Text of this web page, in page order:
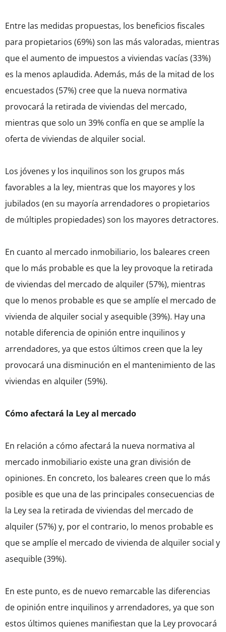
Entre las medidas propuestas, los beneficios fiscales
para propietarios (69%) son las más valoradas, mientras
que el aumento de impuestos a viviendas vacías (33%)
es la menos aplaudida. Además, más de la mitad de los
encuestados (57%) cree que la nueva normativa
provocará la retirada de viviendas del mercado,
mientras que solo un 39% confía en que se amplíe la
oferta de viviendas de alquiler social.
Los jóvenes y los inquilinos son los grupos más
favorables a la ley, mientras que los mayores y los
jubilados (en su mayoría arrendadores o propietarios
de múltiples propiedades) son los mayores detractores.
En cuanto al mercado inmobiliario, los baleares creen
que lo más probable es que la ley provoque la retirada
de viviendas del mercado de alquiler (57%), mientras
que lo menos probable es que se amplíe el mercado de
vivienda de alquiler social y asequible (39%). Hay una
notable diferencia de opinión entre inquilinos y
arrendadores, ya que estos últimos creen que la ley
provocará una disminución en el mantenimiento de las
viviendas en alquiler (59%).
Cómo afectará la Ley al mercado
En relación a cómo afectará la nueva normativa al
mercado inmobiliario existe una gran división de
opiniones. En concreto, los baleares creen que lo más
posible es que una de las principales consecuencias de
la Ley sea la retirada de viviendas del mercado de
alquiler (57%) y, por el contrario, lo menos probable es
que se amplíe el mercado de vivienda de alquiler social y
asequible (39%).
En este punto, es de nuevo remarcable las diferencias
de opinión entre inquilinos y arrendadores, ya que son
estos últimos quienes manifiestan que la Ley provocará